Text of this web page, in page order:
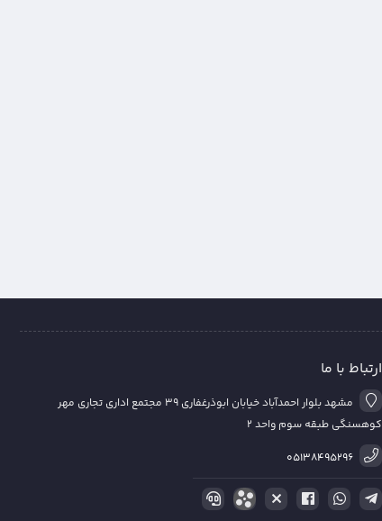
ارتباط با ما
مشهد بلوار احمدآباد خیابان ابوذرغفاری 39 مجتمع اداری تجاری مهر
کوهسنگی طبقه سوم واحد 2
05138495296